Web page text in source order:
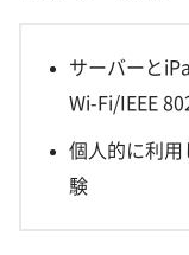
サーバーと
Wi-Fi/IEEE
個人的に利用
験